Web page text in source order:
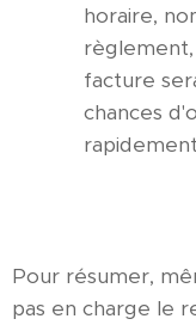
horaire,
facture
chances
Pour résumer,
pas en charge le